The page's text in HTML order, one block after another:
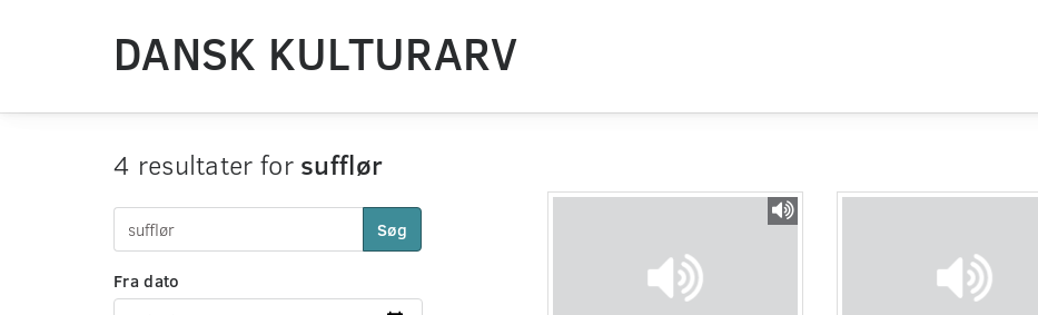
DANSK KULTURARV
4 resultater for sufflør
Søg
Fra dato